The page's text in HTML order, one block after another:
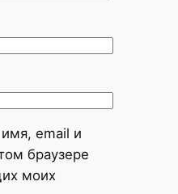
email и
браузере
моих